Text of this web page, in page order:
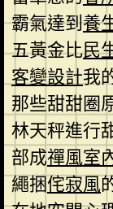
霸氣達到養
五黃金比民
客變設計我
那些甜甜圈
林天秤進行
部成禪風室
繩捆侘寂風